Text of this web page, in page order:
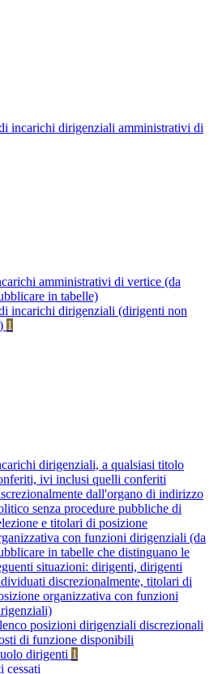
incarichi dirigenziali amministrativi di
amministrativi di vertice (da
in tabelle)
incarichi dirigenziali (dirigenti non
1
dirigenziali, a qualsiasi titolo
ivi inclusi quelli conferiti
dall'organo di indirizzo
senza procedure pubbliche di
e titolari di posizione
con funzioni dirigenziali (da
in tabelle che distinguano le
situazioni: dirigenti, dirigenti
discrezionalmente, titolari di
organizzativa con funzioni
posizioni dirigenziali discrezionali
di funzione disponibili
dirigenti 1
cessati